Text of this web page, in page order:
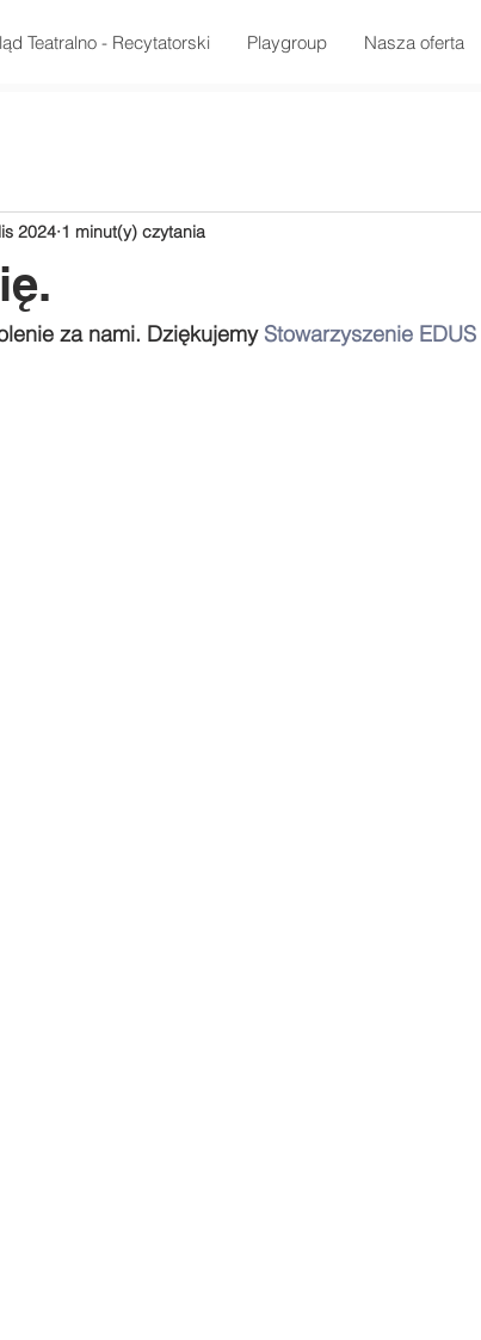
Teatralno - Recytatorski Playgroup Nasza oferta
2024 1 minut(y) czytania
za nami. Dziękujemy Stowarzyszenie EDUS